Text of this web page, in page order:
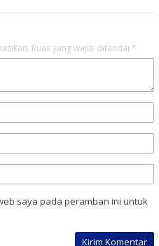
Ruas yang wajib ditandai *
saya pada peramban ini untuk